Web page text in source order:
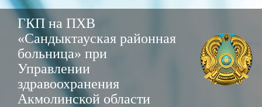
ГКП на ПХВ
«Сандыктауская районная
больница» при
Управлении
здравоохранения
Акмолинской области